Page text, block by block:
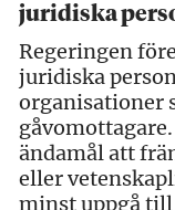
juridiska
Regeringen
juridiska
organisationer
ändamål att
eller
minst uppgå